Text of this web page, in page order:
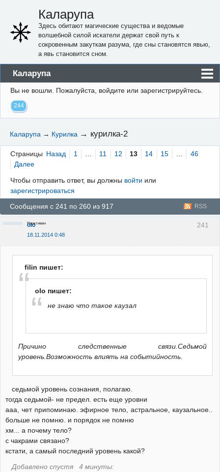
Каларупа
Здесь обитают магические существа и ведомые
волшебной силой искатели держат свой путь к
сокровенным закуткам разума, где сны становятся явью,
а явь становится сном.
Каларупа
Блог
Форум
Правила
Регистрация
Вход
Вы не вошли. Пожалуйста, войдите или зарегистрируйтесь.
244
Каларупа → Курилка → курилка-2
Страницы Назад 1 … 11 12 13 14 15 …
46
Далее
Чтобы отправить ответ, вы должны войти или
зарегистрироваться
RSS
Сообщения с 241 по 260 из 917
241
olo
18.11.2014 0:48
Неактивен
filin пишет:
olo пишет:
не знаю что такое каузал
Причино следственные связи.Седьмой
уровень.Возможность влиять на событийность.
седьмой уровень сознания, полагаю.
тогда седьмой- не предел. есть еще уровни
ааа, чет припоминаю. эфирное тело, астральное, каузальное..
больше не помню. и порядок не помню
хм... а почему тело?
с чакрами связано?
кстати, а самый последний уровень какой?
Добавлено спустя 4 минуты: